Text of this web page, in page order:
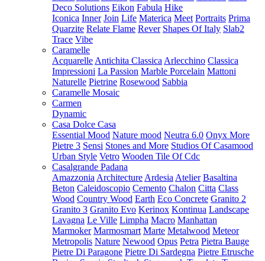
Deco Solutions Eikon Fabula Hike
Iconica Inner Join Life Materica Meet Portraits Prima
Quarzite Relate Flame Rever Shapes Of Italy Slab2
Trace Vibe
Caramelle
Acquarelle Antichita Classica Arlecchino Classica
Impressioni La Passion Marble Porcelain Mattoni
Naturelle Pietrine Rosewood Sabbia
Caramelle Mosaic
Carmen
Dynamic
Casa Dolce Casa
Essential Mood Nature mood Neutra 6.0 Onyx More
Pietre 3 Sensi Stones and More Studios Of Casamood
Urban Style Vetro Wooden Tile Of Cdc
Casalgrande Padana
Amazzonia Architecture Ardesia Atelier Basaltina
Beton Caleidoscopio Cemento Chalon Citta Class
Wood Country Wood Earth Eco Concrete Granito 2
Granito 3 Granito Evo Kerinox Kontinua Landscape
Lavagna Le Ville Limpha Macro Manhattan
Marmoker Marmosmart Marte Metalwood Meteor
Metropolis Nature Newood Opus Petra Pietra Bauge
Pietre Di Paragone Pietre Di Sardegna Pietre Etrusche